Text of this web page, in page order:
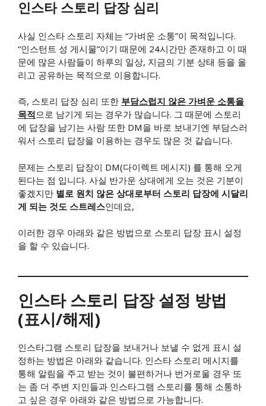
인스타 스토리 답장 심리
​사실 인스타 스토리 자체는 “가벼운 소통”이 목적입니다.
“인스턴트 성 게시물”이기 때문에 24시간만 존재하고 이 때
문에 많은 사람들이 하루의 일상, 지금의 기분 상태 등을 올
리고 공유하는 목적으로 이용합니다.
즉, 스토리 답장 심리 또한 부담스럽지 않은 가벼운 소통을
목적으로 남기게 되는 경우가 많습니다. 그 때문에 스토리
에 답장을 남기는 사람 또한 DM을 바로 보내기엔 부담스러
워서 스토리 답장을 이용하는 경우도 많은 것 같습니다.
문제는 스토리 답장이 DM(다이렉트 메시지) 를 통해 오게
된다는 점 입니다. 사실 반가운 상대에게 오는 것은 기분이
좋겠지만 별로 원치 않은 상대로부터 스토리 답장에 시달리
게 되는 것도 스트레스인데요,
이러한 경우 아래와 같은 방법으로 스토리 답장 표시 설정
을 할 수 있습니다.
​인스타 스토리 답장 설정 방법
(표시/해제)
인스타그램 스토리 답장을 보내거나 보낼 수 없게 표시 설
정하는 방법은 아래와 같습니다. 인스타 스토리 메시지를
통해 알림을 주고 받는 것이 불편하거나 번거로울 경우 또
는 좀 더 주변 지인들과 인스타그램 스토리를 통해 소통하
고 싶은 경우 아래와 같은 방법으로 가능합니다.